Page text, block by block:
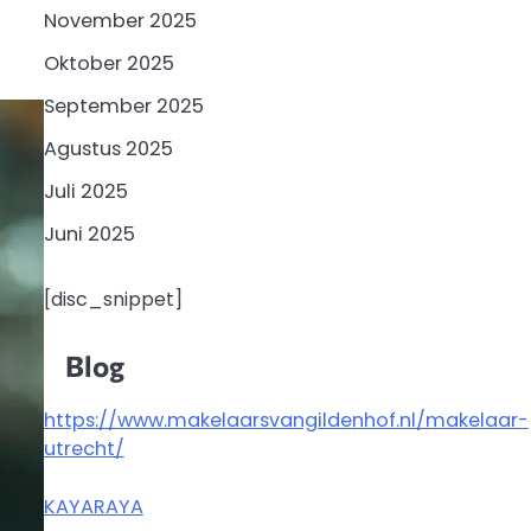
November 2025
Oktober 2025
September 2025
Agustus 2025
Juli 2025
Juni 2025
[disc_snippet]
Blog
https://www.makelaarsvangildenhof.nl/makelaar-
utrecht/
KAYARAYA